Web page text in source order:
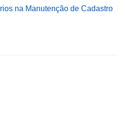
na Manutenção de Cadastro